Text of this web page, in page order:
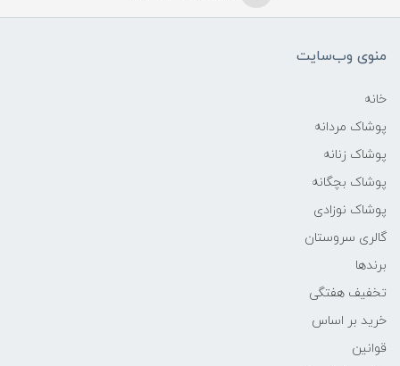
منوی وب‌سایت
خانه
پوشاک مردانه
پوشاک زنانه
پوشاک بچگانه
پوشاک نوزادی
گالری سروستان
برندها
تخفیف هفتگی
خرید بر اساس
قوانین